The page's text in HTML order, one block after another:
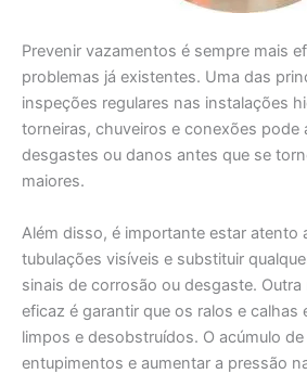
Prevenir vazamentos é sempre mais
problemas já existentes. Uma das
inspeções regulares nas instalações
torneiras, chuveiros e conexões pode
desgastes ou danos antes que se
maiores.
Além disso, é importante estar atento
tubulações visíveis e substituir
sinais de corrosão ou desgaste.
eficaz é garantir que os ralos e calhas
limpos e desobstruídos. O acúmulo
entupimentos e aumentar a pressão